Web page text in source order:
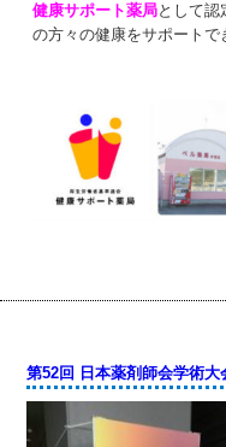
健康サポート薬局として認
の方々の健康をサポートで
第52回 日本薬剤師会学術大